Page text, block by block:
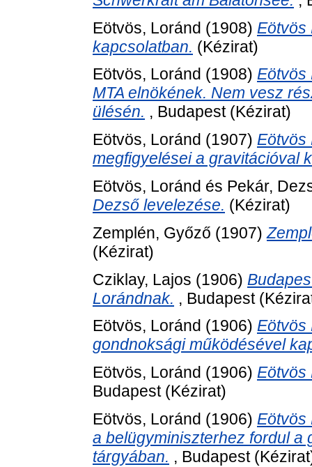
Eötvös, Loránd (1908) Eötvös
kapcsolatban. (Kézirat)
Eötvös, Loránd (1908) Eötvös
MTA elnökének. Nem vesz
ülésén. , Budapest (Kézirat)
Eötvös, Loránd (1907) Eötvös
megfigyelései a gravitációval
Eötvös, Loránd és Pekár,
Dezső levelezése. (Kézirat)
Zemplén, Győző (1907)
(Kézirat)
Cziklay, Lajos (1906)
Lorándnak. , Budapest
Eötvös, Loránd (1906) Eötvös
gondnoksági működésével
Eötvös, Loránd (1906) Eötvös
Budapest (Kézirat)
Eötvös, Loránd (1906) Eötvös
a belügyminiszterhez fordul a
tárgyában. , Budapest